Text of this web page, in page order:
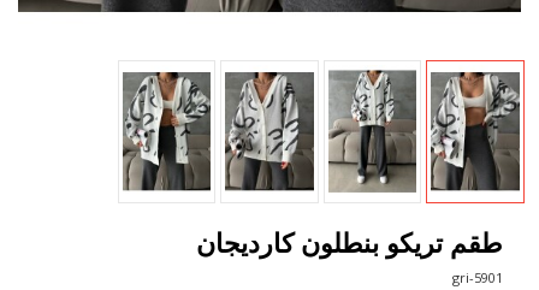
طقم تريكو بنطلون كارديجان
5901-gri